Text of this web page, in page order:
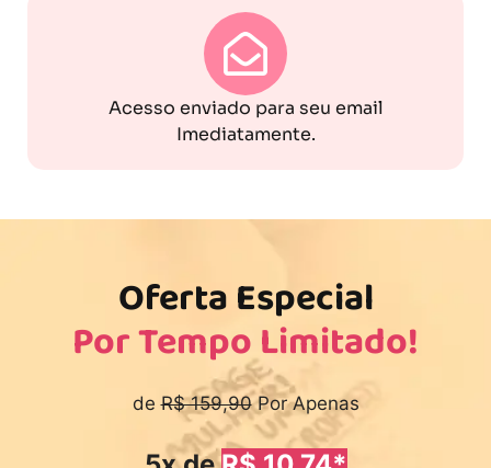
Acesso enviado para seu email
Imediatamente.
Oferta Especial
Por Tempo Limitado!
deR$ 159,90Por Apenas